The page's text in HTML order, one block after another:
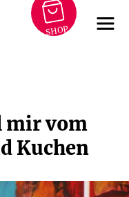
SHOP
mir vom
Kuchen